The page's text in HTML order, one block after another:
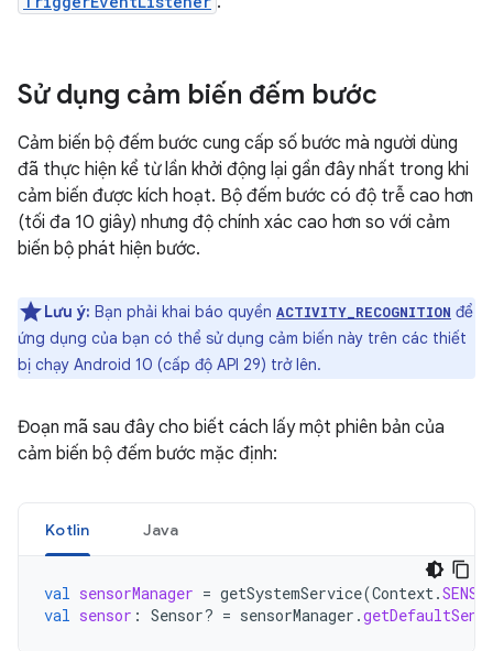
Sử dụng cảm biến đếm bước
Cảm biến bộ đếm bước cung cấp số bước mà người dùng
đã thực hiện kể từ lần khởi động lại gần đây nhất trong khi
cảm biến được kích hoạt. Bộ đếm bước có độ trễ cao hơn
(tối đa 10 giây) nhưng độ chính xác cao hơn so với cảm
biến bộ phát hiện bước.
Lưu ý: Bạn phải khai báo quyền ACTIVITY_RECOGNITION để
ứng dụng của bạn có thể sử dụng cảm biến này trên các thiết
bị chạy Android 10 (cấp độ API 29) trở lên.
Đoạn mã sau đây cho biết cách lấy một phiên bản của
cảm biến bộ đếm bước mặc định:
Kotlin Java
val sensorManager = getSystemService(Context .
val sensor : Sensor? = sensorManager .